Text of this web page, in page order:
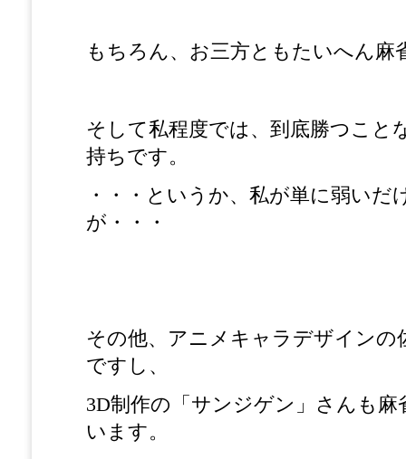
もちろん、お三方ともたいへん麻
そして私程度では、到底勝つこと
持ちです。
・・・というか、私が単に弱いだ
が・・・
その他、アニメキャラデザインの
ですし、
3D制作の「サンジゲン」さんも
います。